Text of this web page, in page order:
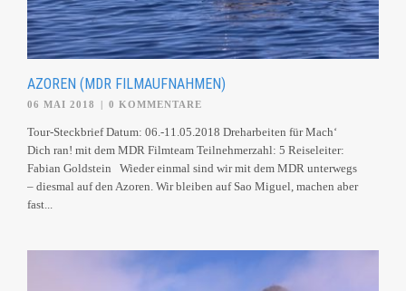
AZOREN (MDR FILMAUFNAHMEN)
06 MAI 2018 0 KOMMENTARE
Tour-Steckbrief Datum: 06.-11.05.2018 Dreharbeiten für Mach‘
Dich ran! mit dem MDR Filmteam Teilnehmerzahl: 5 Reiseleiter:
Fabian Goldstein Wieder einmal sind wir mit dem MDR unterwegs
– diesmal auf den Azoren. Wir bleiben auf Sao Miguel, machen aber
fast...